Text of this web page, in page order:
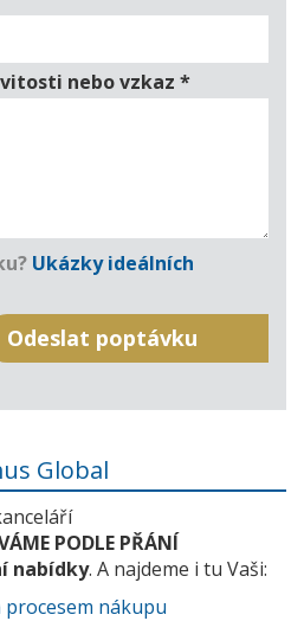
nebo vzkaz *
Ukázky ideálních
Global
PODLE PŘÁNÍ
nabídky. A najdeme i tu Vaši:
procesem nákupu